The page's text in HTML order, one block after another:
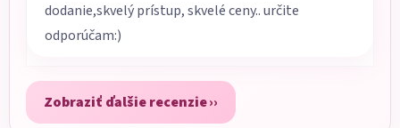
dodanie,skvelý prístup, skvelé ceny.. určite
odporúčam:)
Zobraziť ďalšie recenzie